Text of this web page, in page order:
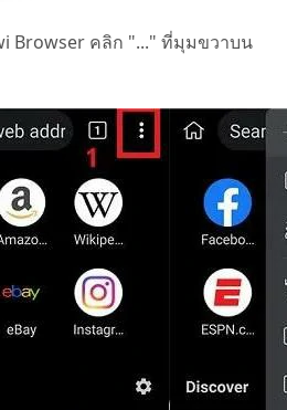
Browser คลิก "..." ที่มุมขวาบน